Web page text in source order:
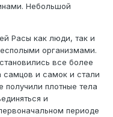
Небольшой
Расы как люди, так и
организмами.
все более
и самок и стали
получили плотные тела
и
периоде